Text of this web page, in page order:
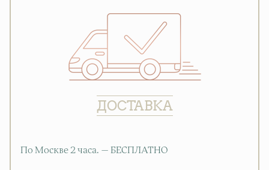
ДОСТАВКА
По Москве 2 часа. — БЕСПЛАТНО